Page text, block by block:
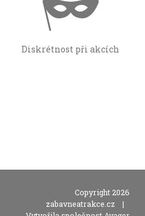
Diskrétnost při akcích
Copyright 2026
zabavneatrakce.cz
|